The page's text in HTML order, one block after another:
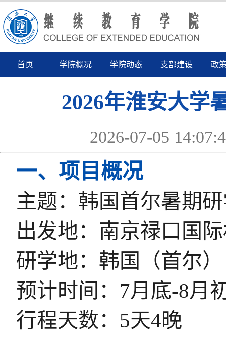
首页 学院概况 学院动态 支部建设 政
2026年淮安大学
2026-07-05
一、项目概况
主题：韩国首尔暑期
出发地：南京禄口 国
研学地：韩国（首尔）
预计时间： 7月底-8月
行程天数： 5天4晚